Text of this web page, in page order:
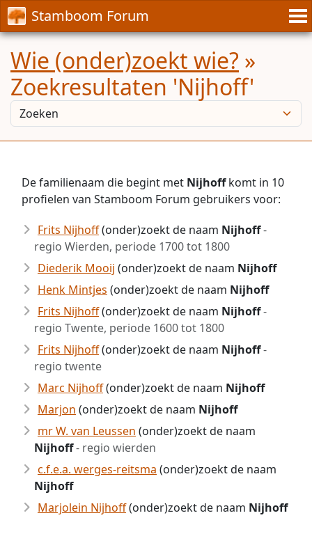
Stamboom Forum
Wie (onder)zoekt wie? »
Zoekresultaten 'Nijhoff'
De familienaam die begint met Nijhoffkomt in 10
profielen van Stamboom Forum gebruikers voor:
Frits Nijhoff(onder)zoekt de naam Nijhoff-
regio Wierden, periode 1700 tot 1800
Diederik Mooij (onder)zoekt de naam Nijhoff
Henk Mintjes (onder)zoekt de naam Nijhoff
Frits Nijhoff(onder)zoekt de naam Nijhoff-
regio Twente, periode 1600 tot 1800
Frits Nijhoff(onder)zoekt de naam Nijhoff-
regio twente
Marc Nijhoff(onder)zoekt de naam Nijhoff
Marjon (onder)zoekt de naam Nijhoff
mr W. van Leussen (onder)zoekt de naam
Nijhoff- regio wierden
c.f.e.a. werges-reitsma (onder)zoekt de naam
Nijhoff
Marjolein Nijhoff(onder)zoekt de naam Nijhoff